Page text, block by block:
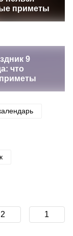
приметы
9
что
2 1